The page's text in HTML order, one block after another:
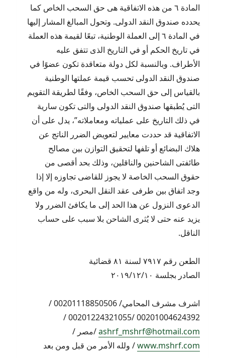
المادة ٦ من هذه الاتفاقية هى حق السحب الخاص كما
يحدده صندوق النقد الدولى. وتحول المبالغ المشار إليها
في المادة ٦ إلى العملة الوطنية، تبعًا لقيمة هذه العملة
في تاريخ الحكم أو في التاريخ الذى تتفق عليه
الأطراف. وبالنسبة لكل دولة متعاقدة تكون عضوًا في
صندوق النقد الدولى تحسب قيمة عملتها الوطنية
بالقياس إلى حق السحب الخاص، وفقًا لطريقة التقويم
التى يُطبقها صندوق النقد الدولى والتى تكون سارية
في ذلك التاريخ على عملياته ومعاملاته”، يدل على أن
الاتفاقية قد حددت معايير لتعويض الضرر الناتج عن
هلاك البضائع أو تلفها لتحقيق التوازن بين مصالح
طائفتى الشاحنين والناقلين، وذلك بحد أقصى من
حقوق السحب الخاصة لا يجوز للقاضى تجاوزه إلا إذا
وجد اتفاق بين طرفى عقد النقل البحرى، وله من واقع
الدعوى النزول عن هذا الحد إلى ما يكافئ الضرر ولا
يزيد عنه حتى لا يُثرى الشاحن بلا سبب على حساب
الناقل.
الطعن رقم ٧٩١٧ لسنة ٨١ قضائية
الصادر بجلسة ٢٠١٩/١٢/١٠
اشرف مشرف المحامي/ 00201118850506 /
00201004624392 /00201224321055 /
ashrf_mshrf@hotmail.com/مصر /
www.mshrf.com/ ولله الأمر من قبل ومن بعد